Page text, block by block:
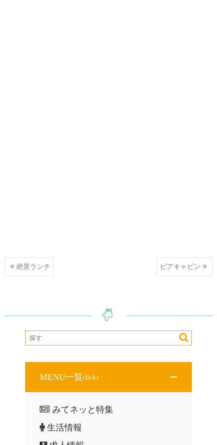
投
ー
絶景ランチ ビアキャビン
MENU一覧click♪
みてネッと特集
生活情報